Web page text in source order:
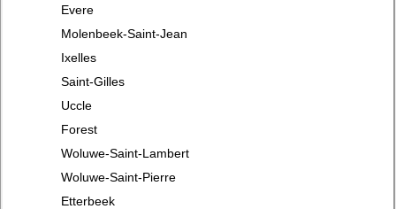
Evere
Molenbeek-Saint-Jean
Ixelles
Saint-Gilles
Uccle
Forest
Woluwe-Saint-Lambert
Woluwe-Saint-Pierre
Etterbeek